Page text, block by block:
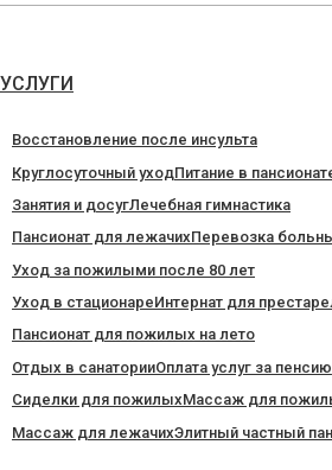
Перейти
содержанию
УСЛУГИ
Восстановление после инсульта
Круглосуточный уходПитание в
Занятия и досугЛечебная гимнастика
Пансионат для лежачихПеревозка
Уход за пожилыми после 80 лет
Уход в стационареИнтернат для
Пансионат для пожилых на лето
Отдых в санаторииОплата услуг за пенсию
Сиделки для пожилыхМассаж для
Массаж для лежачихЭлитный частный